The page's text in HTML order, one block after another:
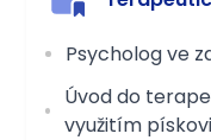
Psycholog ve
Úvod do
využitím